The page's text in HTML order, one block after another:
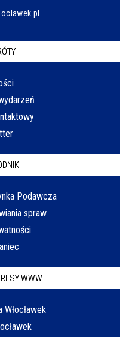
Podawcza
spraw
WWW